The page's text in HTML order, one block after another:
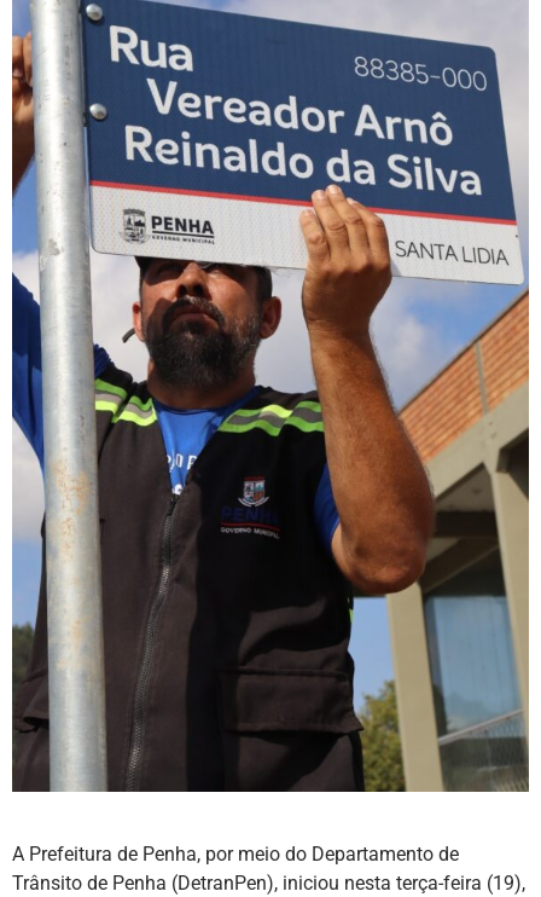
A Prefeitura de Penha, por meio do Departamento de
Trânsito de Penha (DetranPen), iniciou nesta terça-feira (19),